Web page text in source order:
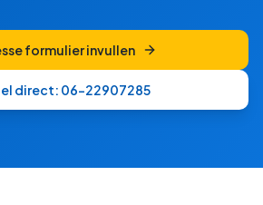
formulier invullen
direct: 06-22907285